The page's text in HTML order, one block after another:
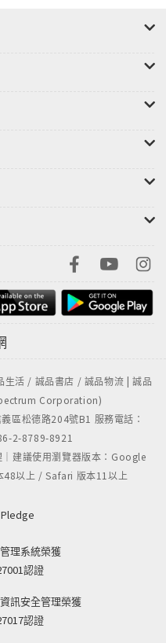
活 / 誠品書店 / 誠品物流 | 誠品
Corporation)
區松德路204號B1 服務電話：
2-8789-8921
建議使用瀏覽器版本：Google
以上 / Safari 版本11以上
理系統榮獲
認證
訊安全管理榮獲
認證